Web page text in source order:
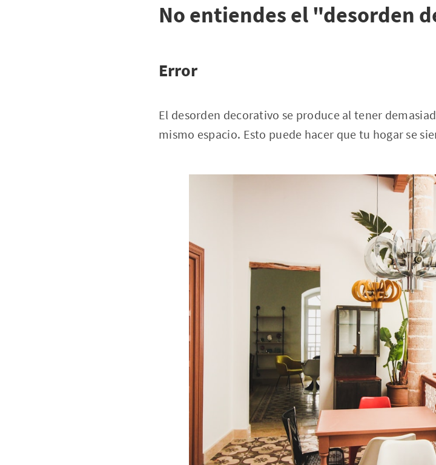
No entiendes el "desorden
Error
El desorden decorativo se produce al tener
mismo espacio. Esto puede hacer que tu hogar se